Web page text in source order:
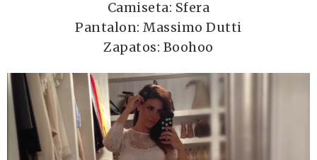
Camiseta: Sfera
Pantalon: Massimo Dutti
Zapatos: Boohoo